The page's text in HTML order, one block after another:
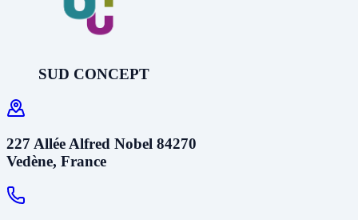
SUD CONCEPT
227 Allée Alfred Nobel 84270
Vedène, France